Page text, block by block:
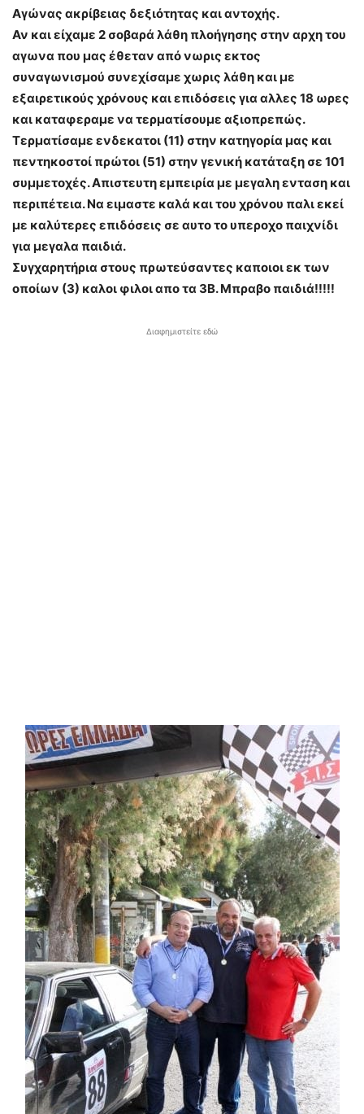
Αγώνας ακρίβειας δεξιότητας και αντοχής.
Αν και είχαμε 2 σοβαρά λάθη πλοήγησης στην αρχη του
αγωνα που μας έθεταν από νωρις εκτος
συναγωνισμού συνεχίσαμε χωρις λάθη και με
εξαιρετικούς χρόνους και επιδόσεις για αλλες 18 ωρες
και καταφεραμε να τερματίσουμε αξιοπρεπώς.
Τερματίσαμε ενδεκατοι (11) στην κατηγορία μας και
πεντηκοστοί πρώτοι (51) στην γενική κατάταξη σε 101
συμμετοχές. Απιστευτη εμπειρία με μεγαλη ενταση και
περιπέτεια. Να ειμαστε καλά και του χρόνου παλι εκεί
με καλύτερες επιδόσεις σε αυτο το υπεροχο παιχνίδι
για μεγαλα παιδιά.
Συγχαρητήρια στους πρωτεύσαντες καποιοι εκ των
οποίων (3) καλοι φιλοι απο τα 3Β. Μπραβο παιδιά!!!!!
Διαφημιστείτε εδώ